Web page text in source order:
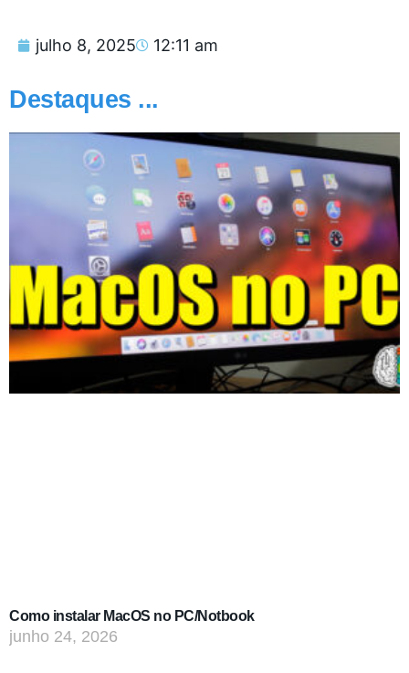
julho 8, 2025 12:11 am
Destaques ...
Como instalar MacOS no PC/Notbook
junho 24, 2026